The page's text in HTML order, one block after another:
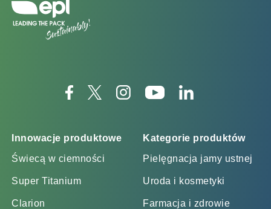
Innowacje produktowe
Świecą w ciemności
Super Titanium
Clarion
Kategorie produktów
Pielęgnacja jamy ustnej
Uroda i kosmetyki
Farmacja i zdrowie